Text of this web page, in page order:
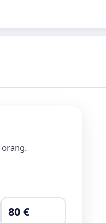
orang.
80 €